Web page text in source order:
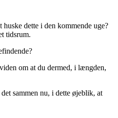
dette i den kommende uge?
tidsrum.
om at du dermed, i længden,
sammen nu, i dette øjeblik, at